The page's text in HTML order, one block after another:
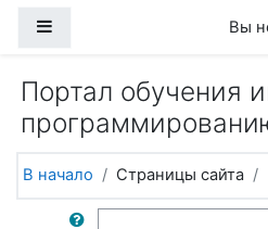
Вы
Портал обучения
В начало Страницы сайта
Поиск по форумам